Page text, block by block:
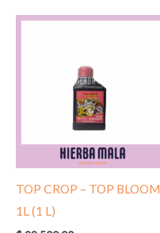
TOP CROP – TOP BLOOM
1L (1 L)